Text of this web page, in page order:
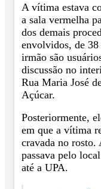
A vítima estava
a sala vermelha
dos demais
envolvidos, de
irmão são
discussão no
Rua Maria José
Açúcar.
Posteriormente,
em que a vítima
cravada no rosto.
passava pelo
até a UPA.